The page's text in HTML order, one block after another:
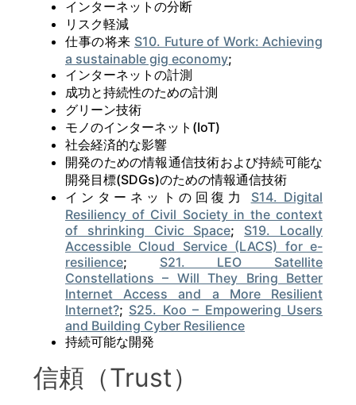
インターネットの分断
リスク軽減
仕事の将来 S10. Future of Work: Achieving
a sustainable gig economy;
インターネットの計測
成功と持続性のための計測
グリーン技術
モノのインターネット(IoT)
社会経済的な影響
開発のための情報通信技術および持続可能な
開発目標(SDGs)のための情報通信技術
インターネットの回復力 S14. Digital
Resiliency of Civil Society in the context
of shrinking Civic Space; S19. Locally
Accessible Cloud Service (LACS) for e-
resilience; S21. LEO Satellite
Constellations – Will They Bring Better
Internet Access and a More Resilient
Internet?; S25. Koo – Empowering Users
and Building Cyber Resilience
持続可能な開発
信頼（Trust）